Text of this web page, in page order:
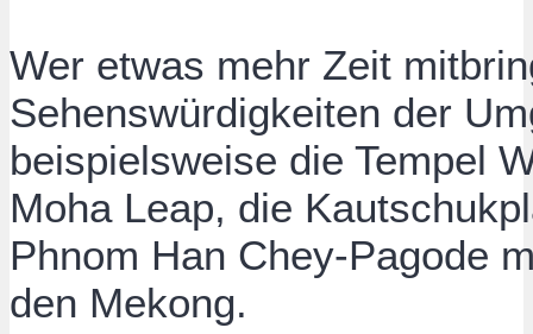
Wer etwas mehr Zeit
Sehenswürdigkeiten der
beispielsweise die Tempel
Moha Leap, die
Phnom Han Chey-Pagode
den Mekong.